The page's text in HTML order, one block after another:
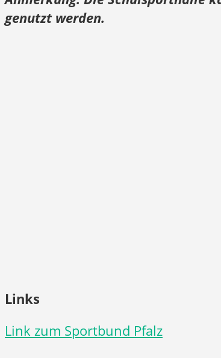
genutzt werden.
Links
Link zum Sportbund Pfalz